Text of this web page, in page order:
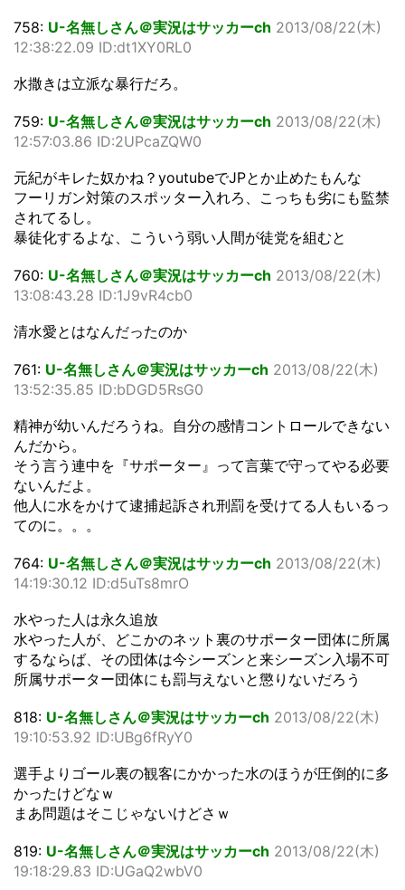
758: U-名無しさん＠実況はサッカーch 2013/08/22(木)
12:38:22.09 ID:dt1XY0RL0
水撒きは立派な暴行だろ。
759: U-名無しさん＠実況はサッカーch 2013/08/22(木)
12:57:03.86 ID:2UPcaZQW0
元紀がキレた奴かね？youtubeでJPとか止めたもんな
フーリガン対策のスポッター入れろ、こっちも劣にも監禁
されてるし。
暴徒化するよな、こういう弱い人間が徒党を組むと
760: U-名無しさん＠実況はサッカーch 2013/08/22(木)
13:08:43.28 ID:1J9vR4cb0
清水愛とはなんだったのか
761: U-名無しさん＠実況はサッカーch 2013/08/22(木)
13:52:35.85 ID:bDGD5RsG0
精神が幼いんだろうね。自分の感情コントロールできない
んだから。
そう言う連中を『サポーター』って言葉で守ってやる必要
ないんだよ。
他人に水をかけて逮捕起訴され刑罰を受けてる人もいるっ
てのに。。。
764: U-名無しさん＠実況はサッカーch 2013/08/22(木)
14:19:30.12 ID:d5uTs8mrO
水やった人は永久追放
水やった人が、どこかのネット裏のサポーター団体に所属
するならば、その団体は今シーズンと来シーズン入場不可
所属サポーター団体にも罰与えないと懲りないだろう
818: U-名無しさん＠実況はサッカーch 2013/08/22(木)
19:10:53.92 ID:UBg6fRyY0
選手よりゴール裏の観客にかかった水のほうが圧倒的に多
かったけどなｗ
まあ問題はそこじゃないけどさｗ
819: U-名無しさん＠実況はサッカーch 2013/08/22(木)
19:18:29.83 ID:UGaQ2wbV0